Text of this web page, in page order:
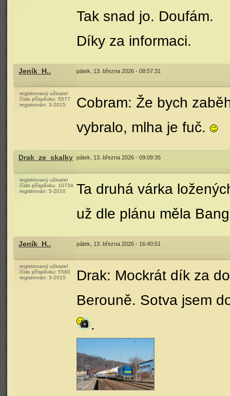
Tak snad jo. Doufám.
Díky za informaci.
Jeník_H.. pátek, 13. března 2026 - 08:57:31
registrovaný uživatel
číslo příspěvku: 5577
registrován: 3-2015
Cobram: Že bych
vybralo, mlha je fuč.
Drak_ze_skalky pátek, 13. března 2026 - 09:09:35
registrovaný uživatel
číslo příspěvku: 10734
registrován: 5-2010
Ta druhá várka
už dle plánu měla
Jeník_H.. pátek, 13. března 2026 - 16:40:51
registrovaný uživatel
číslo příspěvku: 5580
registrován: 3-2015
Drak: Mockrát dík za
Berouně. Sotva jsem
.